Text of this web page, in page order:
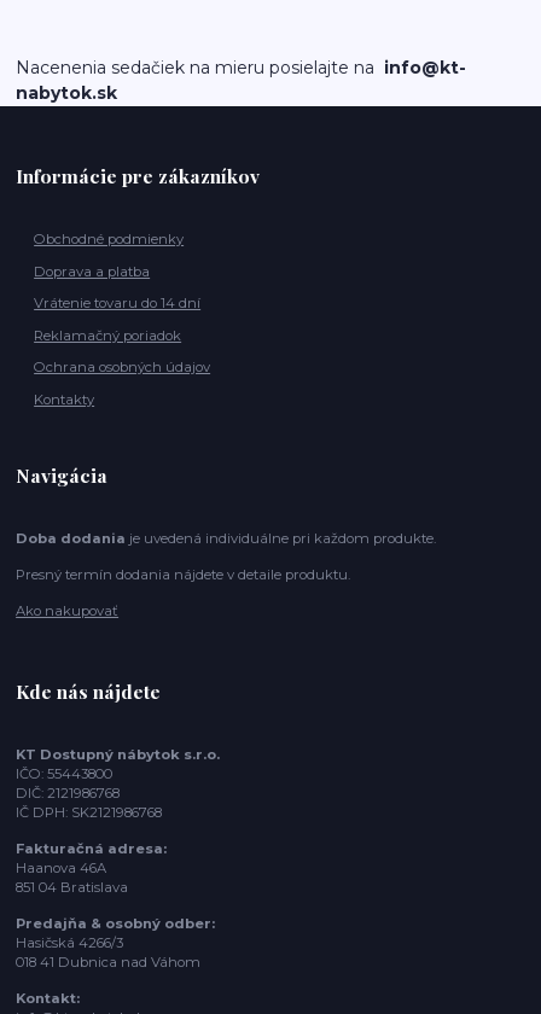
Nacenenia sedačiek na mieru posielajte na info@kt-
nabytok.sk
Informácie pre zákazníkov
Obchodné podmienky
Doprava a platba
Vrátenie tovaru do 14 dní
Reklamačný poriadok
Ochrana osobných údajov
Kontakty
Navigácia
Doba dodania je uvedená individuálne pri každom produkte.
Presný termín dodania nájdete v detaile produktu.
Ako nakupovať
Kde nás nájdete
KT Dostupný nábytok s.r.o.
IČO: 55443800
DIČ: 2121986768
IČ DPH: SK2121986768
Fakturačná adresa:
Haanova 46A
851 04 Bratislava
Predajňa & osobný odber:
Hasičská 4266/3
018 41 Dubnica nad Váhom
Kontakt: